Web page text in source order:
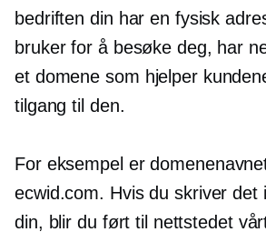
bedriften din har en fysisk
bruker for å besøke deg, har
et domene som hjelper
tilgang til den.
For eksempel er
ecwid.com. Hvis du skriver det
din, blir du ført til nettstedet